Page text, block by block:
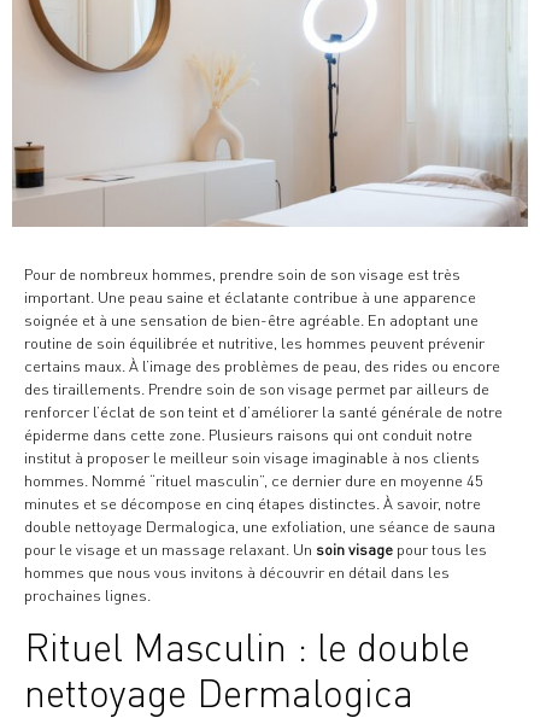
Pour de nombreux hommes, prendre soin de son visage est très
important. Une peau saine et éclatante contribue à une apparence
soignée et à une sensation de bien-être agréable. En adoptant une
routine de soin équilibrée et nutritive, les hommes peuvent prévenir
certains maux. À l’image des problèmes de peau, des rides ou encore
des tiraillements. Prendre soin de son visage permet par ailleurs de
renforcer l’éclat de son teint et d’améliorer la santé générale de notre
épiderme dans cette zone. Plusieurs raisons qui ont conduit notre
institut à proposer le meilleur soin visage imaginable à nos clients
hommes. Nommé “rituel masculin”, ce dernier dure en moyenne 45
minutes et se décompose en cinq étapes distinctes. À savoir, notre
double nettoyage Dermalogica, une exfoliation, une séance de sauna
pour le visage et un massage relaxant. Un soin visage pour tous les
hommes que nous vous invitons à découvrir en détail dans les
prochaines lignes.
Rituel Masculin : le double
nettoyage Dermalogica